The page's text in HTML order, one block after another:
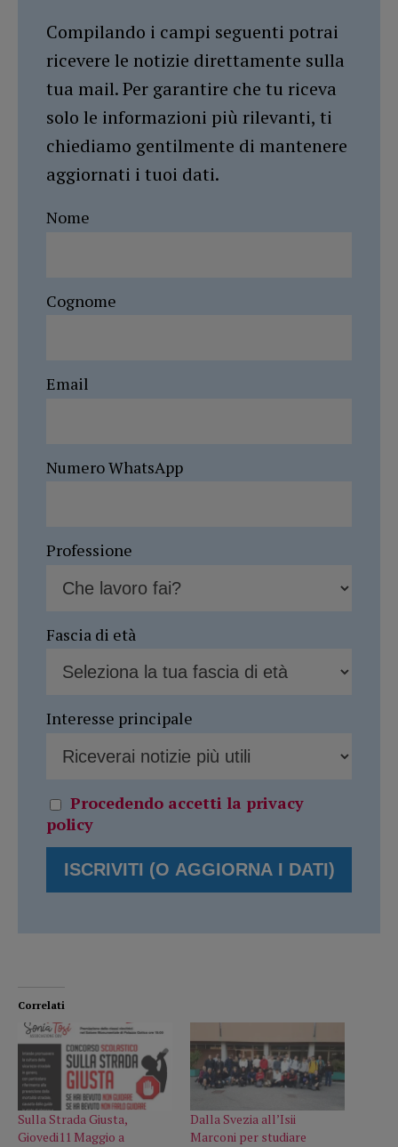
Compilando i campi seguenti potrai
ricevere le notizie direttamente sulla
tua mail. Per garantire che tu riceva
solo le informazioni più rilevanti, ti
chiediamo gentilmente di mantenere
aggiornati i tuoi dati.
Nome
Cognome
Email
Numero WhatsApp
Professione
Fascia di età
Interesse principale
Procedendo accetti la privacy
policy
Correlati
Sulla Strada Giusta,
Giovedi11 Maggio a
Dalla Svezia all’Isii
Marconi per studiare